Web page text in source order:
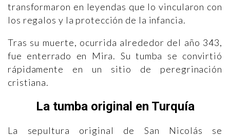
transformaron en leyendas que lo vincularon con
los regalos y la protección de la infancia.
Tras su muerte, ocurrida alrededor del año 343,
fue enterrado en Mira. Su tumba se convirtió
rápidamente en un sitio de peregrinación
cristiana.
La tumba original en Turquía
La sepultura original de San Nicolás se